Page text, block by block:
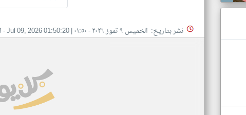
نشر بتاريخ: الخميس ٩ تموز ٢٠٢٦ - ٠١:٥٠ |
Jul 09, 2026 01:50:20
-